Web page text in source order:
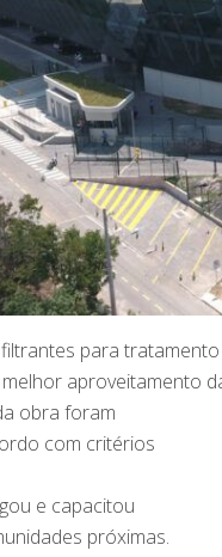
para
aproveitamento
obra foram
com critérios
e capacitou
próximas.